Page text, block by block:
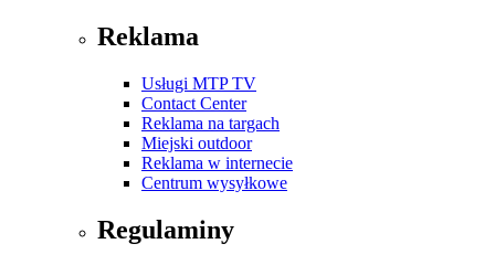
Reklama
Usługi MTP TV
Contact Center
Reklama na targach
Miejski outdoor
Reklama w internecie
Centrum wysyłkowe
Regulaminy